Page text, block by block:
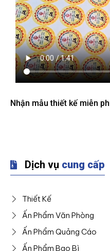
Nhận mẫu thiết kế miễn
Dịch vụ cung cấp
Thiết Kế
Ấn Phẩm Văn Phòng
Ấn Phẩm Quảng Cáo
Ấn Phẩm Bao Bì